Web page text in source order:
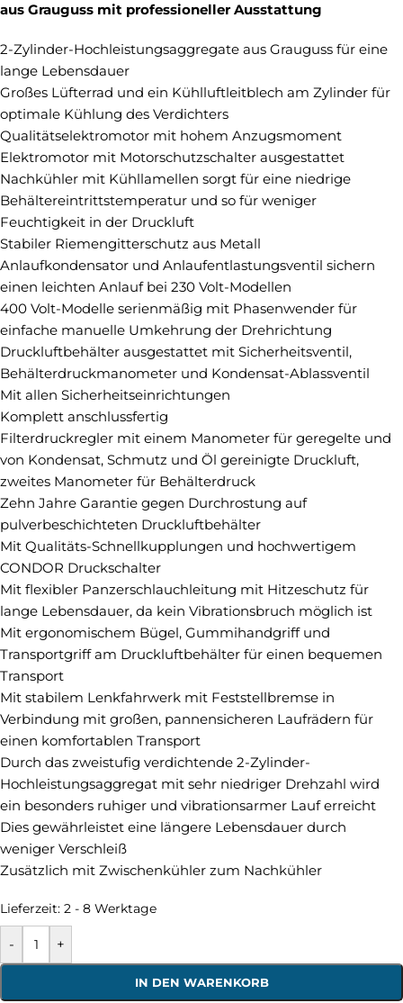
aus Grauguss mit professioneller Ausstattung
2-Zylinder-Hochleistungsaggregate aus Grauguss für eine
lange Lebensdauer
Großes Lüfterrad und ein Kühlluftleitblech am Zylinder für
optimale Kühlung des Verdichters
Qualitätselektromotor mit hohem Anzugsmoment
Elektromotor mit Motorschutzschalter ausgestattet
Nachkühler mit Kühllamellen sorgt für eine niedrige
Behältereintrittstemperatur und so für weniger
Feuchtigkeit in der Druckluft
Stabiler Riemengitterschutz aus Metall
Anlaufkondensator und Anlaufentlastungsventil sichern
einen leichten Anlauf bei 230 Volt-Modellen
400 Volt-Modelle serienmäßig mit Phasenwender für
einfache manuelle Umkehrung der Drehrichtung
Druckluftbehälter ausgestattet mit Sicherheitsventil,
Behälterdruckmanometer und Kondensat-Ablassventil
Mit allen Sicherheitseinrichtungen
Komplett anschlussfertig
Filterdruckregler mit einem Manometer für geregelte und
von Kondensat, Schmutz und Öl gereinigte Druckluft,
zweites Manometer für Behälterdruck
Zehn Jahre Garantie gegen Durchrostung auf
pulverbeschichteten Druckluftbehälter
Mit Qualitäts-Schnellkupplungen und hochwertigem
CONDOR Druckschalter
Mit flexibler Panzerschlauchleitung mit Hitzeschutz für
lange Lebensdauer, da kein Vibrationsbruch möglich ist
Mit ergonomischem Bügel, Gummihandgriff und
Transportgriff am Druckluftbehälter für einen bequemen
Transport
Mit stabilem Lenkfahrwerk mit Feststellbremse in
Verbindung mit großen, pannensicheren Laufrädern für
einen komfortablen Transport
Durch das zweistufig verdichtende 2-Zylinder-
Hochleistungsaggregat mit sehr niedriger Drehzahl wird
ein besonders ruhiger und vibrationsarmer Lauf erreicht
Dies gewährleistet eine längere Lebensdauer durch
weniger Verschleiß
Zusätzlich mit Zwischenkühler zum Nachkühler
Lieferzeit: 2 - 8 Werktage
- +
IN DEN WARENKORB